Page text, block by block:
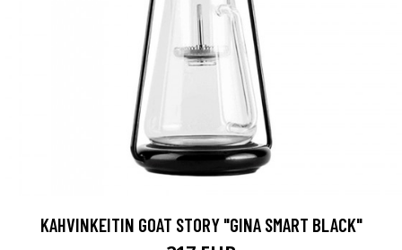
KAHVINKEITIN GOAT STORY "GINA SMART BLACK"